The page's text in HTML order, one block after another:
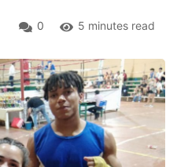
0 5 minutes read